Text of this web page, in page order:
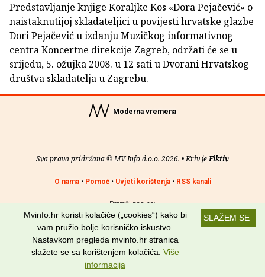
Predstavljanje knjige Koraljke Kos «Dora Pejačević» o
naistaknutijoj skladateljici u povijesti hrvatske glazbe
Dori Pejačević u izdanju Muzičkog informativnog
centra Koncertne direkcije Zagreb, održati će se u
srijedu, 5. ožujka 2008. u 12 sati u Dvorani Hrvatskog
društva skladatelja u Zagrebu.
Moderna vremena
Sva prava pridržana © MV Info d.o.o. 2026. • Kriv jeFiktiv
O nama• Pomoć• Uvjeti korištenja• RSS kanali
Potraži nas na:
SLAŽEM SE
Mvinfo.hr koristi kolačiće („cookies“) kako bi
vam pružio bolje korisničko iskustvo.
Nastavkom pregleda mvinfo.hr stranica
slažete se sa korištenjem kolačića. Više
informacija